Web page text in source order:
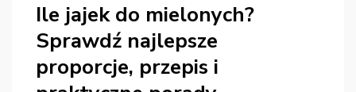
Ile jajek do mielonych?
Sprawdź najlepsze
proporcje, przepis i